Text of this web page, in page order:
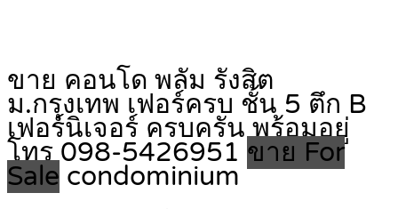
ขาย คอนโด พลัม รังสิต
ม.กรุงเทพ เฟอร์ครบ ชั้น 5 ตึก B
เฟอร์นิเจอร์ ครบครัน พร้อมอยู่
โทร 098-5426951 ขาย For
Sale condominium